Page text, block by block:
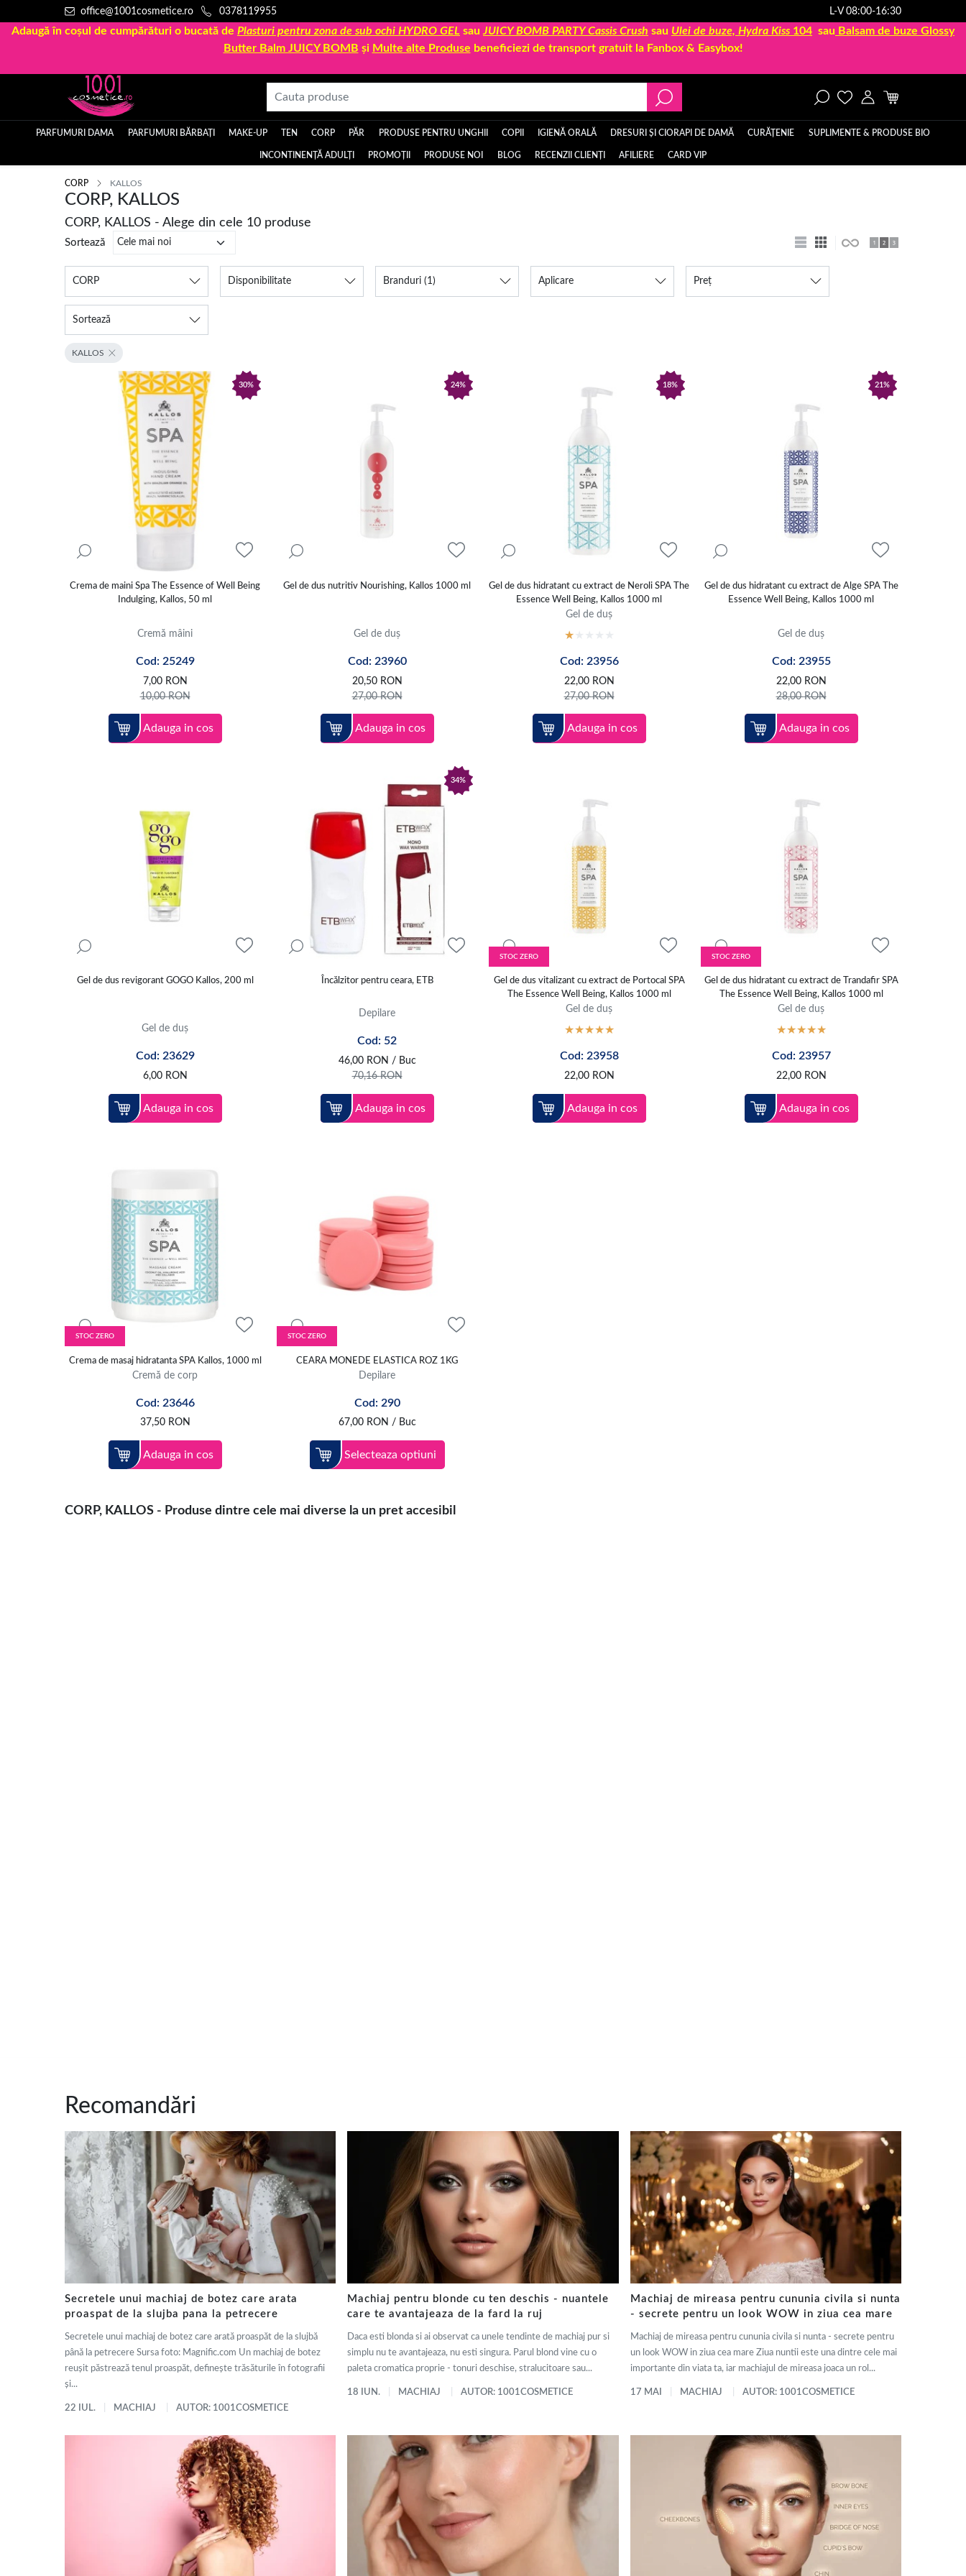
office@1001cosmetice.ro 0378119955 L-V 08:00-16:30
Adaugă în coșul de cumpărături o bucată de Plasturi pentru zona de sub ochi HYDRO GEL sau JUICY BOMB PARTY Cassis Crush sau Ulei de buze, Hydra Kiss 104 sau Balsam de buze Glossy
Butter Balm JUICY BOMB și Multe alte Produse beneficiezi de transport gratuit la Fanbox & Easybox!
PARFUMURI DAMA PARFUMURI BĂRBAȚI MAKE-UP TEN CORP PĂR PRODUSE PENTRU UNGHII COPII IGIENĂ ORALĂ DRESURI ȘI CIORAPI DE DAMĂ CURĂȚENIE SUPLIMENTE & PRODUSE BIO
INCONTINENȚĂ ADULȚI PROMOȚII PRODUSE NOI BLOG RECENZII CLIENȚI AFILIERE CARD VIP
CORP KALLOS
CORP, KALLOS
CORP, KALLOS - Alege din cele 10 produse
Sortează
CORP Disponibilitate Branduri (1) Aplicare Preț
Sortează
KALLOS
30%
Crema de maini Spa The Essence of Well Being
Indulging, Kallos, 50 ml
Cremă mâini
Cod: 25249
7,00 RON
10,00RON
Adauga in cos
24%
Gel de dus nutritiv Nourishing, Kallos 1000 ml
Gel de duș
Cod: 23960
20,50 RON
27,00RON
Adauga in cos
18%
Gel de dus hidratant cu extract de Neroli SPA The
Essence Well Being, Kallos 1000 ml
Gel de duș
Cod: 23956
22,00 RON
27,00RON
Adauga in cos
21%
Gel de dus hidratant cu extract de Alge SPA The
Essence Well Being, Kallos 1000 ml
Gel de duș
Cod: 23955
22,00 RON
28,00RON
Adauga in cos
Gel de dus revigorant GOGO Kallos, 200 ml
Gel de duș
Cod: 23629
6,00 RON
Adauga in cos
34%
Încălzitor pentru ceara, ETB
Depilare
Cod: 52
46,00 RON / Buc
70,16RON
Adauga in cos
STOC ZERO
Gel de dus vitalizant cu extract de Portocal SPA
The Essence Well Being, Kallos 1000 ml
Gel de duș
Cod: 23958
22,00 RON
Adauga in cos
STOC ZERO
Gel de dus hidratant cu extract de Trandafir SPA
The Essence Well Being, Kallos 1000 ml
Gel de duș
Cod: 23957
22,00 RON
Adauga in cos
STOC ZERO
Crema de masaj hidratanta SPA Kallos, 1000 ml
Cremă de corp
Cod: 23646
37,50 RON
Adauga in cos
STOC ZERO
CEARA MONEDE ELASTICA ROZ 1KG
Depilare
Cod: 290
67,00 RON / Buc
Selecteaza optiuni
CORP, KALLOS - Produse dintre cele mai diverse la un pret accesibil
Recomandări
Secretele unui machiaj de botez care arata
proaspat de la slujba pana la petrecere
Secretele unui machiaj de botez care arată proaspăt de la slujbă
până la petrecere Sursa foto: Magnific.com Un machiaj de botez
reușit păstrează tenul proaspăt, definește trăsăturile în fotografii
și...
22 IUL. MACHIAJ AUTOR: 1001COSMETICE
Machiaj pentru blonde cu ten deschis - nuantele
care te avantajeaza de la fard la ruj
Daca esti blonda si ai observat ca unele tendinte de machiaj pur si
simplu nu te avantajeaza, nu esti singura. Parul blond vine cu o
paleta cromatica proprie - tonuri deschise, stralucitoare sau...
18 IUN. MACHIAJ AUTOR: 1001COSMETICE
Machiaj de mireasa pentru cununia civila si nunta
- secrete pentru un look WOW in ziua cea mare
Machiaj de mireasa pentru cununia civila si nunta - secrete pentru
un look WOW in ziua cea mare Ziua nuntii este una dintre cele mai
importante din viata ta, iar machiajul de mireasa joaca un rol...
17 MAI MACHIAJ AUTOR: 1001COSMETICE